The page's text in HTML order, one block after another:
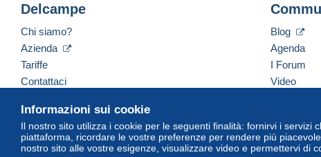
Informazioni sui cookie
Il nostro sito utilizza i cookie per le seguenti finalità: fornirvi i servizi
piattaforma, ricordare le vostre preferenze per rendere più
nostro sito alle vostre esigenze, visualizzare video e permettervi di
Delcampe
Chi siamo?
Azienda
Tariffe
Contattaci
Blog
Agenda
I Forum
Video
Italiano USD America/Indiana/Vevay